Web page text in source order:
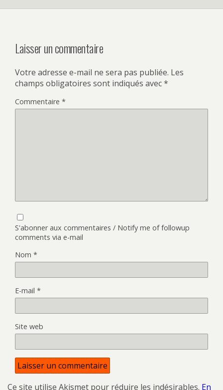
Laisser un commentaire
Votre adresse e-mail ne sera pas publiée. Les
champs obligatoires sont indiqués avec*
Commentaire *
S'abonner aux commentaires / Notify me of followup
comments via e-mail
Nom *
E-mail *
Site web
Ce site utilise Akismet pour réduire les indésirables. En